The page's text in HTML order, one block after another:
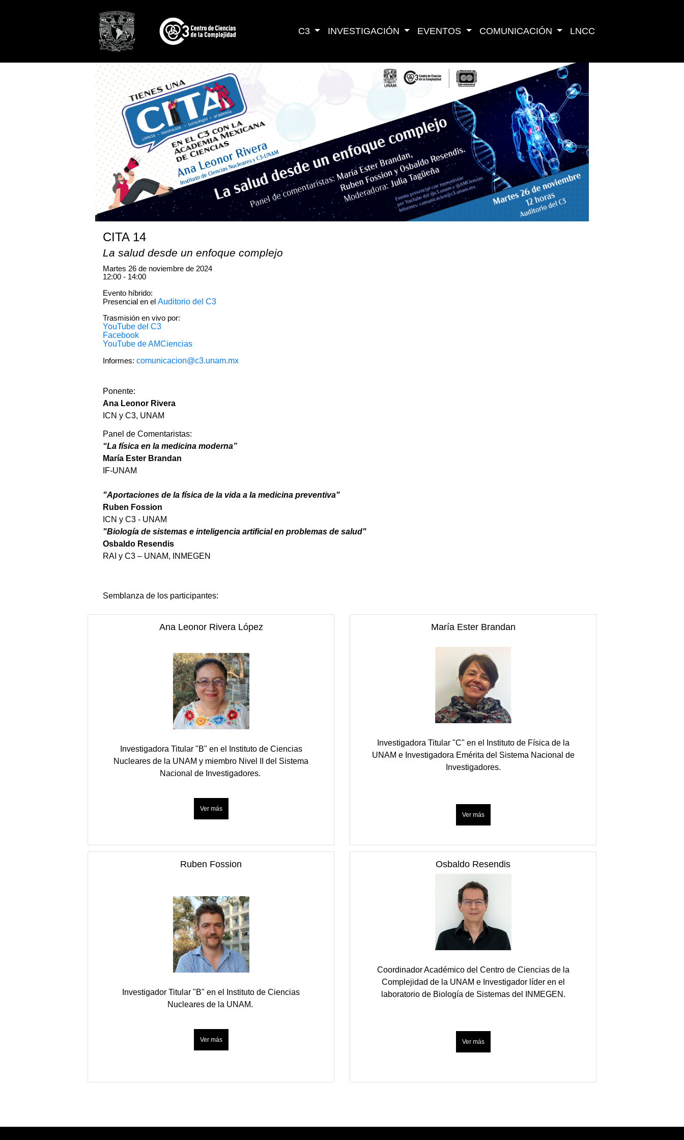
C3 INVESTIGACIÓN EVENTOS COMUNICACIÓN LNCC
CITA 14
La salud desde un enfoque complejo
Martes 26 de noviembre de 2024
12:00 - 14:00
Evento híbrido:
Presencial en el Auditorio del C3
Trasmisión en vivo por:
YouTube del C3
Facebook
YouTube de AMCiencias
Informes: comunicacion@c3.unam.mx
Ponente:
Ana Leonor Rivera
ICN y C3, UNAM
Panel de Comentaristas:
“La física en la medicina moderna”
María Ester Brandan
IF-UNAM
"Aportaciones de la física de la vida a la medicina preventiva"
Ruben Fossion
ICN y C3 - UNAM
"Biología de sistemas e inteligencia artificial en problemas de salud"
Osbaldo Resendis
RAI y C3 – UNAM, INMEGEN
Semblanza de los participantes:
Ana Leonor Rivera López
Investigadora Titular "B" en el Instituto de Ciencias
Nucleares de la UNAM y miembro Nivel II del Sistema
Nacional de Investigadores.
María Ester Brandan
Investigadora Titular "C" en el Instituto de Física de la
UNAM e Investigadora Emérita del Sistema Nacional de
Investigadores.
Ruben Fossion
Investigador Titular "B" en el Instituto de Ciencias
Nucleares de la UNAM.
Osbaldo Resendis
Coordinador Académico del Centro de Ciencias de la
Complejidad de la UNAM e Investigador líder en el
laboratorio de Biología de Sistemas del INMEGEN.